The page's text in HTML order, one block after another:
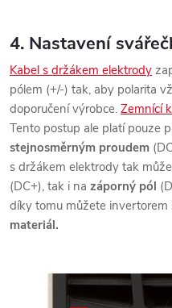
4. Nastavení
Kabel s držákem elektrody
pólem (+/-) tak, aby polarita
doporučení výrobce. Zemnící
Tento postup ale platí pouze
stejnosměrným proudem
s držákem elektrody tak
(DC+), tak i na záporný pól
díky tomu můžete
materiál.